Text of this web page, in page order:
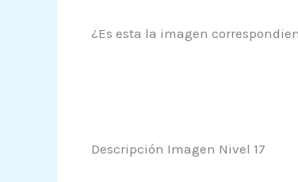
¿Es esta la imagen
Descripción Imagen Nivel 17